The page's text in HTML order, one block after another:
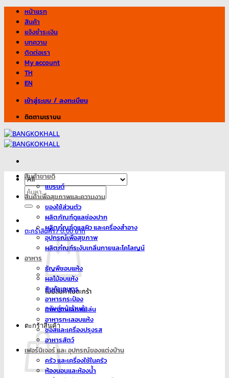
content
หน้าแรก
สินค้า
แจ้งชำระเงิน
บทความ
ติดต่อเรา
My account
TH
EN
เข้าสู่ระบบ / ลงทะเบียน
ติดตามเราบน
ค้นหา:
ตะกร้าสินค้า /0.00
ไม่มีสินค้าในตะกร้า
กลับสู่หน้าร้านค้า
ตะกร้าสินค้า
สินค้าขายดี
แบรนด์
สินค้าเพื่อสุขภาพและความงาม
ของใช้ส่วนตัว
ผลิตภัณฑ์ดูแลช่องปาก
ผลิตภํณฑ์ดูแลผิว และเครื่องสำอาง
อุปกรณ์เพื่อสุขภาพ
ผลิตภํณฑ์ระงับเกลิ่นกายและโคโลญน์
อาหาร
ธัญพืชอบแห้ง
ผลไม้อบแห้ง
สินค้าเกษตร
อาหารกระป๋อง
อาหารทะเลทานเล่น
อาหารทะเลอบแห้ง
ซอสและเครื่องปรุงรส
อาหารสัตว์
เฟอร์นิเจอร์ และ อุปกรณ์ของแต่งบ้าน
ครัว และเครื่องใช้ในครัว
ห้องนอนและห้องน้ำ